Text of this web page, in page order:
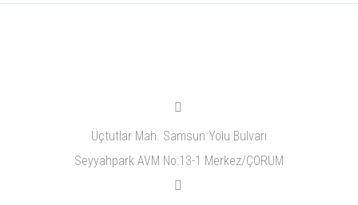


Üçtutlar Mah. Samsun Yolu Bulvarı
Seyyahpark AVM No:13-1 Merkez/ÇORUM

